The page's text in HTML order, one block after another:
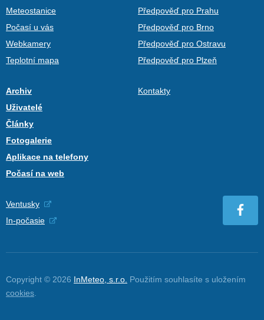
Meteostanice
Počasí u vás
Webkamery
Teplotní mapa
Předpověď pro Prahu
Předpověď pro Brno
Předpověď pro Ostravu
Předpověď pro Plzeň
Archiv
Uživatelé
Články
Fotogalerie
Aplikace na telefony
Počasí na web
Kontakty
Ventusky
In-počasie
Copyright © 2026 InMeteo, s.r.o. Použitím souhlasíte s uložením
cookies